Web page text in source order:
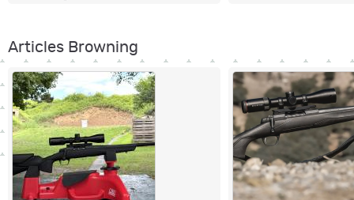
Articles Browning